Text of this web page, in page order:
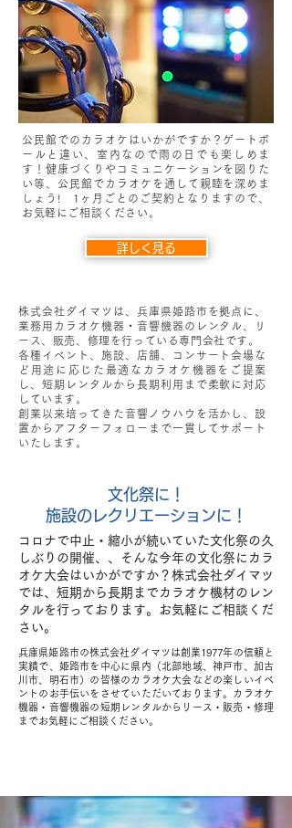
公民館でのカラオケはいかがですか？ゲートボ
ールと違い、室内なので雨の日でも楽しめま
す！健康づくりやコミュニケーションを図りた
い等、公民館でカラオケを通して親睦を深めま
しょう! 1ヶ月ごとのご契約となりますので、
お気軽にご相談ください。
詳しく見る
株式会社ダイマツは、兵庫県姫路市を拠点に、
業務用カラオケ機器・音響機器のレンタル、リ
ース、販売、修理を行っている専門会社です。
各種イベント、施設、店舗、コンサート会場な
ど用途に応じた最適なカラオケ機器をご提案
し、短期レンタルから長期利用まで柔軟に対応
しています。
創業以来培ってきた音響ノウハウを活かし、設
置からアフターフォローまで一貫してサポート
いたします。
文化祭に！
施設のレクリエーションに！
コロナで中止・縮小が続いていた文化祭の久
しぶりの開催、、そんな今年の文化祭にカラ
オケ大会はいかがですか？株式会社ダイマツ
では、短期から長期までカラオケ機材のレン
タルを行っております。お気軽にご相談くだ
さい。
兵庫県姫路市の株式会社ダイマツは創業1977年の信頼と
実績で、姫路市を中心に県内（北部地域、神戸市、加古
川市、明石市）の皆様のカラオケ大会などの楽しいイベ
ントのお手伝いをさせていただいております。カラオケ
機器・音響機器の短期レンタルからリース・販売・修理
までお気軽にご相談ください。